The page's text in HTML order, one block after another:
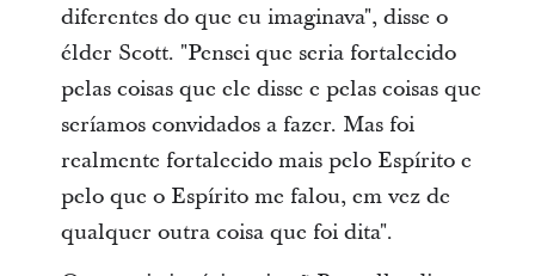
diferentes do que eu imaginava", disse o
élder Scott. "Pensei que seria fortalecido
pelas coisas que ele disse e pelas coisas que
seríamos convidados a fazer. Mas foi
realmente fortalecido mais pelo Espírito e
pelo que o Espírito me falou, em vez de
qualquer outra coisa que foi dita".